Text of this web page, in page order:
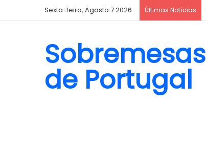
Sexta-feira, Agosto 7 2026 Últimas Notícias
Sobremesas
de Portugal